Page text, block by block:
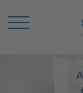
Switch